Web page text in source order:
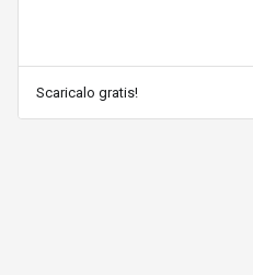
Scaricalo gratis!